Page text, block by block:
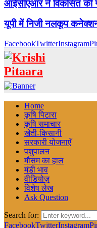
आईसीएआर ने विकसित की
यूपी में निजी नलकूप
FacebookTwitterInstagram
Home
कृषि पिटारा
कृषि समाचार
खेती-किसानी
सरकारी योजनाएँ
पशुपालन
मौसम का हाल
मंडी भाव
वीडियोज़
विशेष लेख
Ask Question
Search for:
FacebookTwitterInstagram